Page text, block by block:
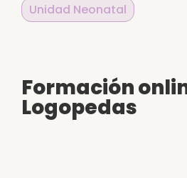
Unidad Neonatal
Formación
Logopedas